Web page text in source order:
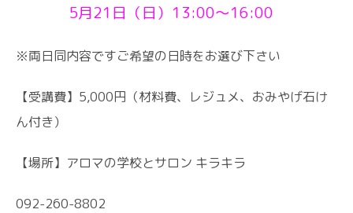
5月21日（日）13:00〜16:00
※両日同内容ですご希望の日時をお選び下さい
【受講費】5,000円（材料費、レジュメ、おみやげ石け
ん付き）
【場所】アロマの学校とサロン キラキラ
092-260-8802